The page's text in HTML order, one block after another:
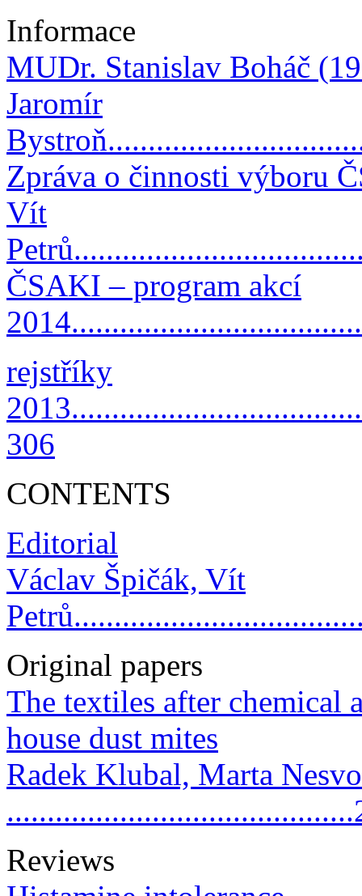
Informace
MUDr. Stanislav Boháč
Jaromír
Zpráva o činnosti výboru
Vít
ČSAKI – program akcí
rejstříky
306
CONTENTS
Editorial
Václav Špičák, Vít
Original papers
The textiles after chemical
house dust mites
Radek Klubal, Marta
Reviews